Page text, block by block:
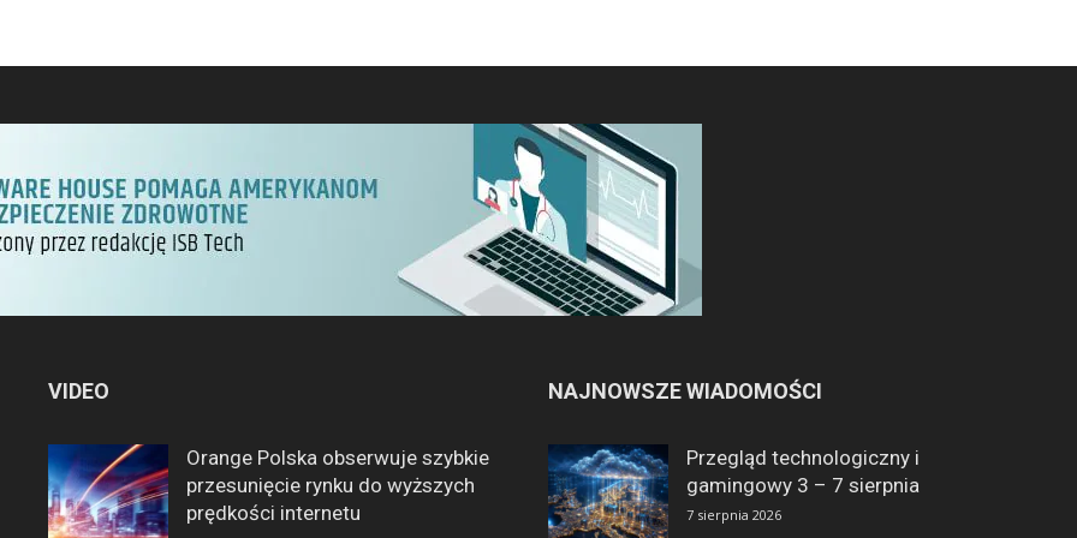
VIDEO
Orange Polska obserwuje szybkie
przesunięcie rynku do wyższych
prędkości internetu
NAJNOWSZE WIADOMOŚCI
Przegląd technologiczny i
gamingowy 3 – 7 sierpnia
7 sierpnia 2026